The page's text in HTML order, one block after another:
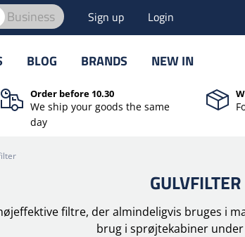
Business Sign up Login
BLOG BRANDS NEW IN
Order before 10.30
We ship your goods the same
day
GULVFILTER
filtre, der almindeligvis bruges i
brug i sprøjtekabiner